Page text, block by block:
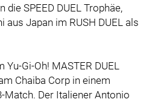
die SPEED DUEL Trophäe,
aus Japan im RUSH DUEL als
Gi-Oh! MASTER DUEL
Chaiba Corp in einem
Match. Der Italiener Antonio